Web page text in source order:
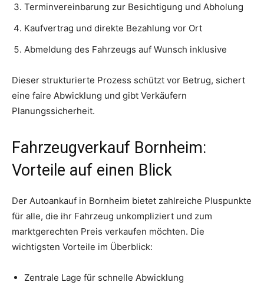
Terminvereinbarung zur Besichtigung und Abholung
Kaufvertrag und direkte Bezahlung vor Ort
Abmeldung des Fahrzeugs auf Wunsch inklusive
Dieser strukturierte Prozess schützt vor Betrug, sichert
eine faire Abwicklung und gibt Verkäufern
Planungssicherheit.
Fahrzeugverkauf Bornheim:
Vorteile auf einen Blick
Der Autoankauf in Bornheim bietet zahlreiche Pluspunkte
für alle, die ihr Fahrzeug unkompliziert und zum
marktgerechten Preis verkaufen möchten. Die
wichtigsten Vorteile im Überblick:
Zentrale Lage für schnelle Abwicklung